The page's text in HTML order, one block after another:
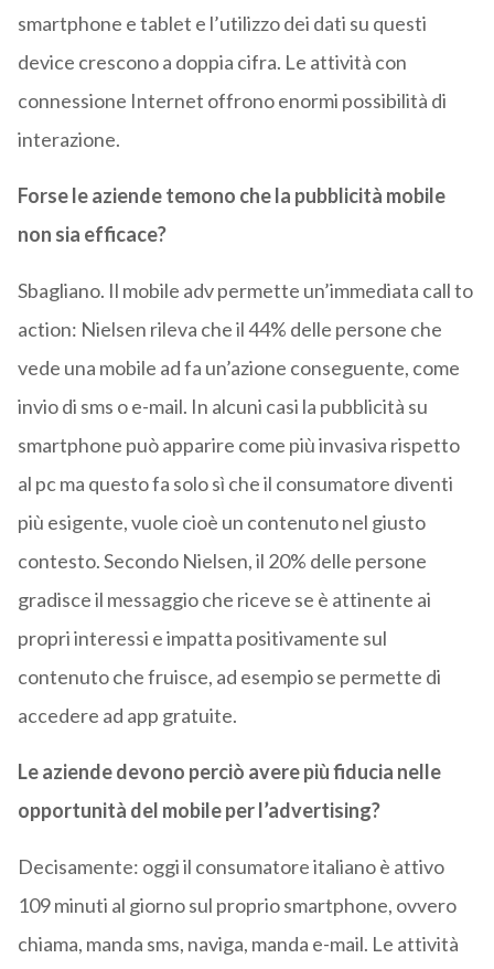
smartphone e tablet e l’utilizzo dei dati su questi
device crescono a doppia cifra. Le attività con
connessione Internet offrono enormi possibilità di
interazione.
Forse le aziende temono che la pubblicità mobile
non sia efficace?
Sbagliano. Il mobile adv permette un’immediata call to
action: Nielsen rileva che il 44% delle persone che
vede una mobile ad fa un’azione conseguente, come
invio di sms o e-mail. In alcuni casi la pubblicità su
smartphone può apparire come più invasiva rispetto
al pc ma questo fa solo sì che il consumatore diventi
più esigente, vuole cioè un contenuto nel giusto
contesto. Secondo Nielsen, il 20% delle persone
gradisce il messaggio che riceve se è attinente ai
propri interessi e impatta positivamente sul
contenuto che fruisce, ad esempio se permette di
accedere ad app gratuite.
Le aziende devono perciò avere più fiducia nelle
opportunità del mobile per l’advertising?
Decisamente: oggi il consumatore italiano è attivo
109 minuti al giorno sul proprio smartphone, ovvero
chiama, manda sms, naviga, manda e-mail. Le attività